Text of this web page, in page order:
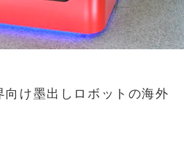
向け墨出しロボットの海外